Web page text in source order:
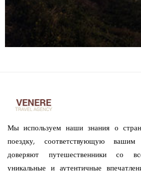
Мы используем наши знания о
поездку, соответствующую
доверяют путешественники со
уникальные и аутентичные